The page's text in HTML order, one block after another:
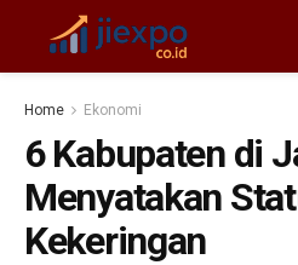
Home Ekonomi
6 Kabupaten di
Menyatakan
Kekeringan